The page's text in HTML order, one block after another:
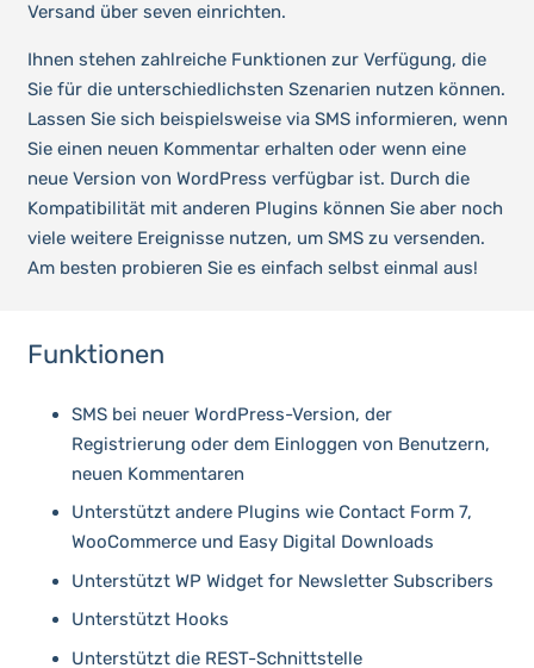
Versand über seven einrichten.
Ihnen stehen zahlreiche Funktionen zur Verfügung, die
Sie für die unterschiedlichsten Szenarien nutzen können.
Lassen Sie sich beispielsweise via SMS informieren, wenn
Sie einen neuen Kommentar erhalten oder wenn eine
neue Version von WordPress verfügbar ist. Durch die
Kompatibilität mit anderen Plugins können Sie aber noch
viele weitere Ereignisse nutzen, um SMS zu versenden.
Am besten probieren Sie es einfach selbst einmal aus!
Funktionen
SMS bei neuer WordPress-Version, der
Registrierung oder dem Einloggen von Benutzern,
neuen Kommentaren
Unterstützt andere Plugins wie Contact Form 7,
WooCommerce und Easy Digital Downloads
Unterstützt WP Widget for Newsletter Subscribers
Unterstützt Hooks
Unterstützt die REST-Schnittstelle